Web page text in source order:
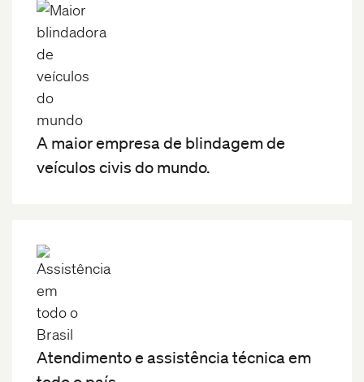
A maior empresa de blindagem de
veículos civis do mundo.
Atendimento e assistência técnica em